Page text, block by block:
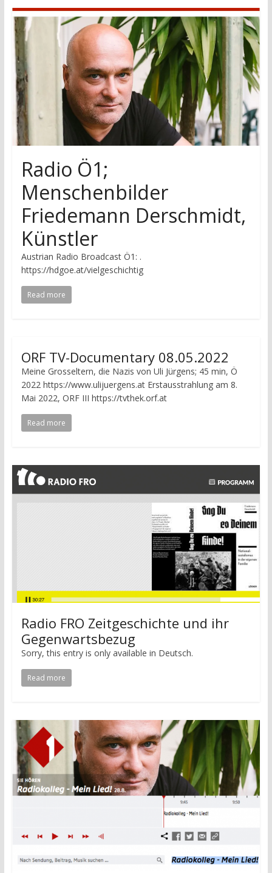
Radio Ö1;
Menschenbilder
Friedemann Derschmidt,
Künstler
Austrian Radio Broadcast Ö1: .
https://hdgoe.at/vielgeschichtig
Read more
ORF TV-Documentary 08.05.2022
Meine Grosseltern, die Nazis von Uli Jürgens; 45 min, Ö
2022 https://www.ulijuergens.at Erstausstrahlung am 8.
Mai 2022, ORF III https://tvthek.orf.at
Read more
Radio FRO Zeitgeschichte und ihr
Gegenwartsbezug
Sorry, this entry is only available in Deutsch.
Read more